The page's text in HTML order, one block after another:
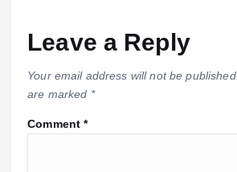
Leave a Reply
Your email address will not be published.
are marked *
Comment*